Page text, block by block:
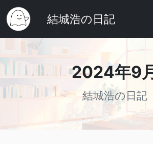
結城浩の日記
2024年9
結城浩の日記